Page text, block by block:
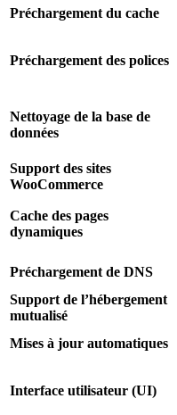
Préchargement du cache
Préchargement des polices
Nettoyage de la base de
données
Support des sites
WooCommerce
Cache des pages
dynamiques
Préchargement de DNS
Support de l’hébergement
mutualisé
Mises à jour automatiques
Interface utilisateur (UI)